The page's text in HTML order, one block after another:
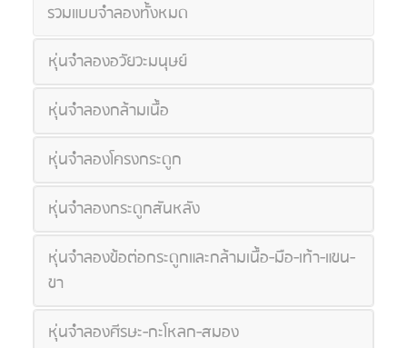
รวมแบบจำลองทั้งหมด
หุ่นจำลองอวัยวะมนุษย์
หุ่นจำลองกล้ามเนื้อ
หุ่นจำลองโครงกระดูก
หุ่นจำลองกระดูกสันหลัง
หุ่นจำลองข้อต่อกระดูกและกล้ามเนื้อ-มือ-เท้า-แขน-
ขา
หุ่นจำลองศีรษะ-กะโหลก-สมอง